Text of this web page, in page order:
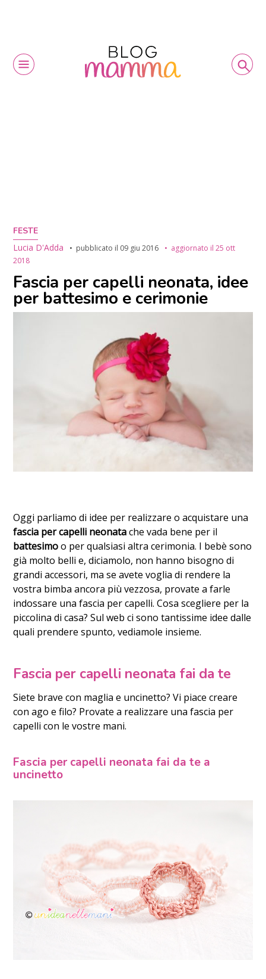
FESTE
Lucia D'Adda
pubblicato il 09 giu 2016 aggiornato il25 ott
2018
Fascia per capelli neonata, idee
per battesimo e cerimonie
Oggi parliamo di idee per realizzare o acquistare una
fascia per capelli neonatache vada bene per il
battesimoo per qualsiasi altra cerimonia. I bebè sono
già molto belli e, diciamolo, non hanno bisogno di
grandi accessori, ma se avete voglia di rendere la
vostra bimba ancora più vezzosa, provate a farle
indossare una fascia per capelli. Cosa scegliere per la
piccolina di casa? Sul web ci sono tantissime idee dalle
quali prendere spunto, vediamole insieme.
Fascia per capelli neonata fai da te
Siete brave con maglia e uncinetto? Vi piace creare
con ago e filo? Provate a realizzare una fascia per
capelli con le vostre mani.
Fascia per capelli neonata fai da te a
uncinetto